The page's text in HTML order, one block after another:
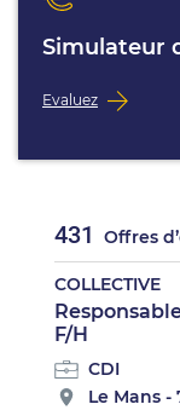
Simulateur
Evaluez
431 Offres
COLLECTIVE
F/H
CDI
Le Mans -